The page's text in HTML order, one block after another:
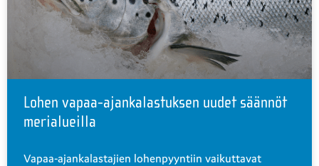
Lohen vapaa-ajankalastuksen uudet säännöt
merialueilla
Vapaa-ajankalastajien lohenpyyntiin vaikuttavat